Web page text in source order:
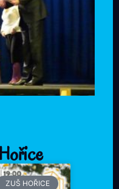
ZUŠ HOŘICE